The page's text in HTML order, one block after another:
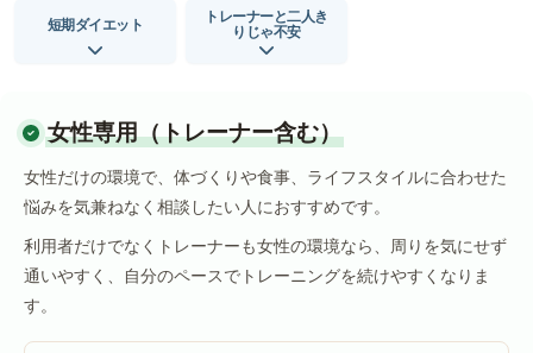
短期ダイエット
トレーナーと二人き
りじゃ不安
女性専用（トレーナー含む）
女性だけの環境で、体づくりや食事、ライフスタイルに合わせた
悩みを気兼ねなく相談したい人におすすめです。
利用者だけでなくトレーナーも女性の環境なら、周りを気にせず
通いやすく、自分のペースでトレーニングを続けやすくなりま
す。